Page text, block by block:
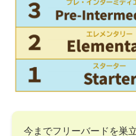
今までフリーバードを巣